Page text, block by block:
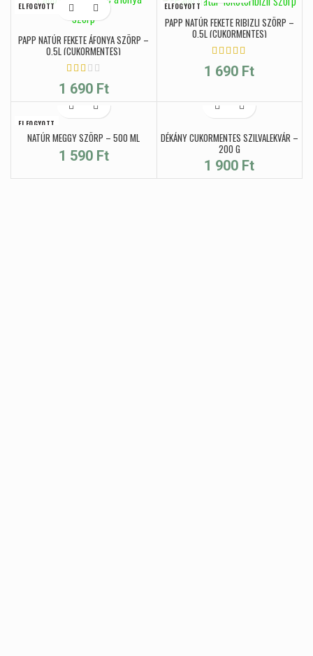
ELFOGYOTT
PAPP NATÚR FEKETE ÁFONYA SZÖRP –
0,5L (CUKORMENTES)
1 690 Ft
ELFOGYOTT
PAPP NATÚR FEKETE RIBIZLI SZÖRP –
0,5L (CUKORMENTES)
1 690 Ft
ELFOGYOTT
NATÚR MEGGY SZÖRP – 500 ML
1 590 Ft
DÉKÁNY CUKORMENTES SZILVALEKVÁR –
200 G
1 900 Ft